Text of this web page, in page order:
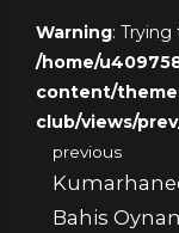
Warning: Trying
/home/
content/
club/views/
previous
Bahis